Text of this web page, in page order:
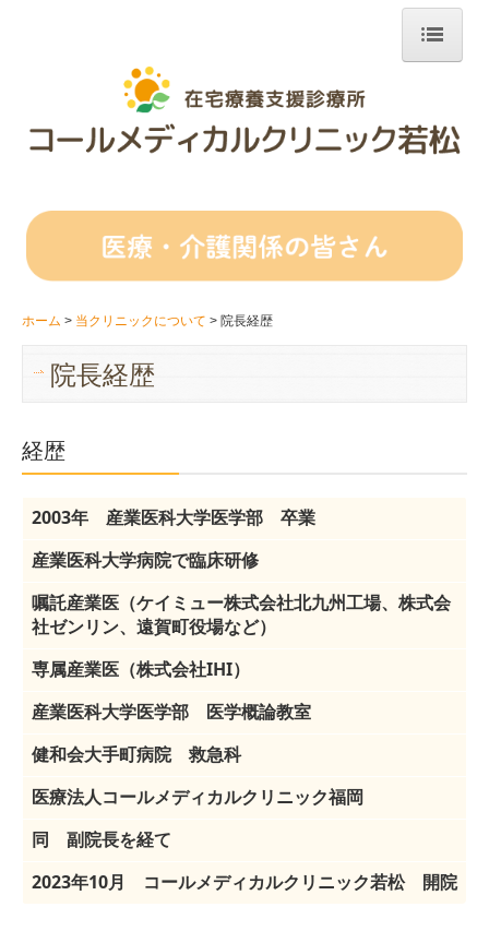
はじめての方へ
診療対応エリア
医療・介護関係の皆さん
院長のごあいさつ
院長経歴
理念
在宅医療でできること
グリーフケア
ホーム 当クリニックについて 院長経歴
院長経歴
経歴
2003年 産業医科大学医学部 卒業
産業医科大学病院で臨床研修
嘱託産業医（ケイミュー株式会社北九州工場、株式会
社ゼンリン、遠賀町役場など）
専属産業医（株式会社IHI）
産業医科大学医学部 医学概論教室
健和会大手町病院 救急科
医療法人コールメディカルクリニック福岡
同 副院長を経て
2023年10月 コールメディカルクリニック若松 開院